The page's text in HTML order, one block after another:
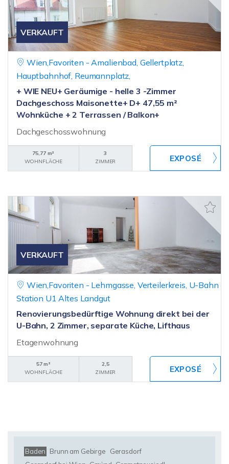
VERKAUFT
Wien,Favoriten - Amalienbad, Gellertplatz,
Hauptbahnhof, Reumannplatz,
+ WIE NEU+ Geräumige - helle 3 -Zimmer
Dachgeschoss Maisonette+ D+ 47,55 m²
Wohnküche + 2 Terrassen / Balkon+
Dachgeschosswohnung
75,77 m²
WOHNFLÄCHE
3
ZIMMER
VERKAUFT
Wien,Favoriten - Lehmgasse, Verteilerkreis, U-Bahn
Station U1 Altes Landgut
Renovierungsbedürftige Wohnung direkt bei der
U-Bahn, 2 Zimmer, separate Küche, Lifthaus
Etagenwohnung
57 m²
WOHNFLÄCHE
2,5
ZIMMER
Baden Brunn am Gebirge
Gerasdorf